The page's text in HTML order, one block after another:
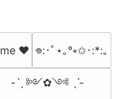
♥️ 𖦹:･ﾟ⋆｡°⭒✩･:*:｡
-ˋˏ ༻✿༺ ˎˊ-